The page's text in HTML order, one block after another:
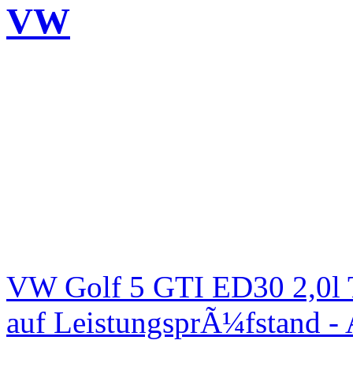
VW
VW Golf 5 GTI ED30 2,0l
auf LeistungsprÃ¼fstand